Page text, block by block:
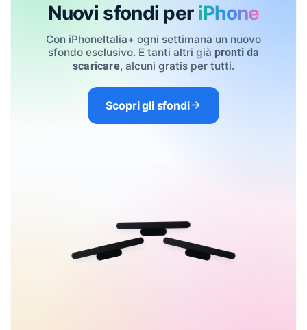
Nuovi sfondi per iPhone
Con iPhoneItalia+ ogni settimana un nuovo
sfondo esclusivo. E tanti altri già pronti da
scaricare, alcuni gratis per tutti.
Scopri gli sfondi